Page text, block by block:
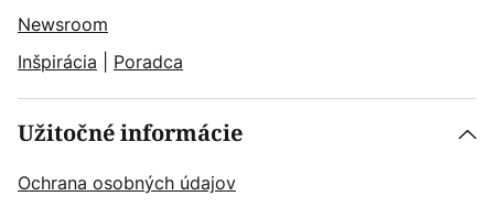
Newsroom
Inšpirácia
Poradca
Užitočné informácie
Ochrana osobných údajov